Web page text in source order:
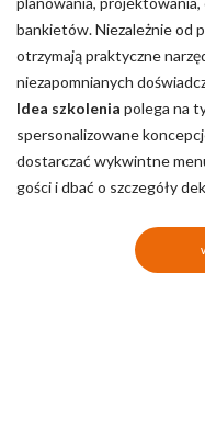
bankietów. Niezależnie od
otrzymają praktyczne
niezapomnianych
Idea szkolenia polega na
spersonalizowane
dostarczać wykwintne
gości i dbać o szczegóły